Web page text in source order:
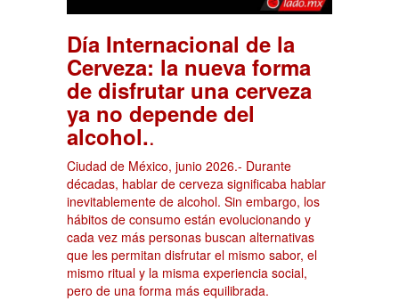
Día Internacional de la
Cerveza: la nueva forma
de disfrutar una cerveza
ya no depende del
alcohol..
Ciudad de México, junio 2026.- Durante
décadas, hablar de cerveza significaba hablar
inevitablemente de alcohol. Sin embargo, los
hábitos de consumo están evolucionando y
cada vez más personas buscan alternativas
que les permitan disfrutar el mismo sabor, el
mismo ritual y la misma experiencia social,
pero de una forma más equilibrada.